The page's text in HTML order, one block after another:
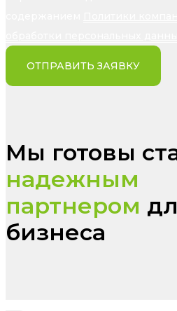
ОТПРАВИТЬ ЗАЯВКУ
Мы готовы
надежным
партнером
бизнеса